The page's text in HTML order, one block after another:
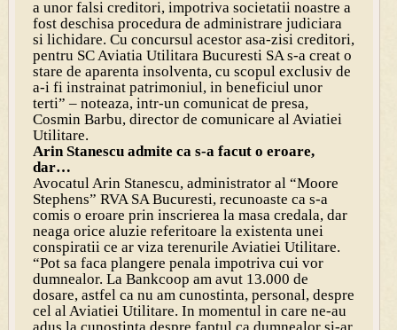
a unor falsi creditori, impotriva societatii noastre a
fost deschisa procedura de administrare judiciara
si lichidare. Cu concursul acestor asa-zisi creditori,
pentru SC Aviatia Utilitara Bucuresti SA s-a creat o
stare de aparenta insolventa, cu scopul exclusiv de
a-i fi instrainat patrimoniul, in beneficiul unor
terti” – noteaza, intr-un comunicat de presa,
Cosmin Barbu, director de comunicare al Aviatiei
Utilitare.
Arin Stanescu admite ca s-a facut o eroare,
dar…
Avocatul Arin Stanescu, administrator al “Moore
Stephens” RVA SA Bucuresti, recunoaste ca s-a
comis o eroare prin inscrierea la masa credala, dar
neaga orice aluzie referitoare la existenta unei
conspiratii ce ar viza terenurile Aviatiei Utilitare.
“Pot sa faca plangere penala impotriva cui vor
dumnealor. La Bankcoop am avut 13.000 de
dosare, astfel ca nu am cunostinta, personal, despre
cel al Aviatiei Utilitare. In momentul in care ne-au